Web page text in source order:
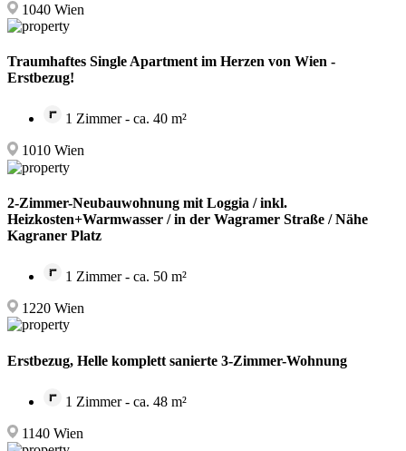
1040 Wien
Traumhaftes Single Apartment im Herzen von Wien -
Erstbezug!
1 Zimmer - ca. 40 m²
1010 Wien
2-Zimmer-Neubauwohnung mit Loggia / inkl.
Heizkosten+Warmwasser / in der Wagramer Straße / Nähe
Kagraner Platz
1 Zimmer - ca. 50 m²
1220 Wien
Erstbezug, Helle komplett sanierte 3-Zimmer-Wohnung
1 Zimmer - ca. 48 m²
1140 Wien